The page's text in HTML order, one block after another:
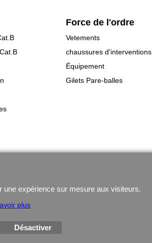
Force de l'ordre
Vetements
chaussures d'interventions
Équipement
Gilets Pare-balles
expérience sur mesure aux visiteurs.
plus
Désactiver